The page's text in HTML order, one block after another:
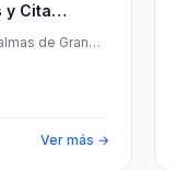
y Cita
de Gran
Ver más →